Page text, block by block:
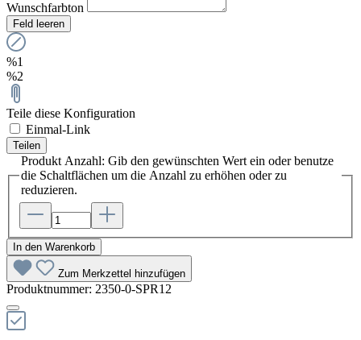
Wunschfarbton
Feld leeren
%1
%2
Teile diese Konfiguration
Einmal-Link
Teilen
Produkt Anzahl: Gib den gewünschten Wert ein oder benutze
die Schaltflächen um die Anzahl zu erhöhen oder zu
reduzieren.
In den Warenkorb
Zum Merkzettel hinzufügen
Produktnummer: 2350-0-SPR12